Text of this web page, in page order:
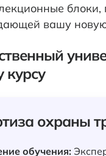
блоки,
вашу
курсу
охраны
обучения: